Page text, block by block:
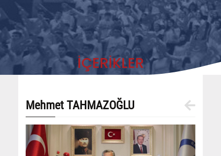
İÇERİKLER
Mehmet TAHMAZOĞLU